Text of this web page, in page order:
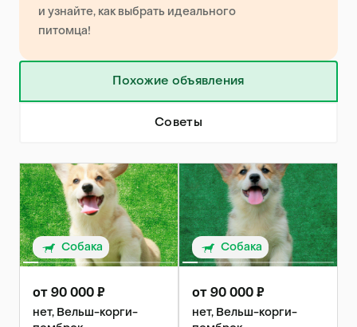
и узнайте, как выбрать идеального
питомца!
Похожие объявления
Советы
Собака
от 90 000 ₽
нет, Вельш-корги-
Собака
от 90 000 ₽
нет, Вельш-корги-